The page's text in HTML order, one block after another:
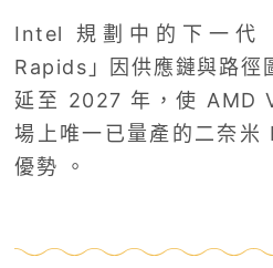
Intel 規劃中的下一代
Rapids」因供應鏈與路徑
延至 2027 年，使 AMD
場上唯一已量產的二奈米
優勢 。